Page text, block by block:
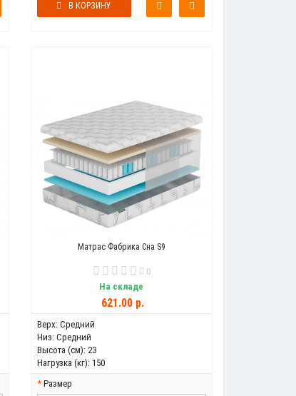
В КОРЗИНУ
Матрас Фабрика Сна S9
0
На складе
621.00 р.
Верх: Средний
Низ: Средний
Высота (см): 23
Нагрузка (кг): 150
Размер